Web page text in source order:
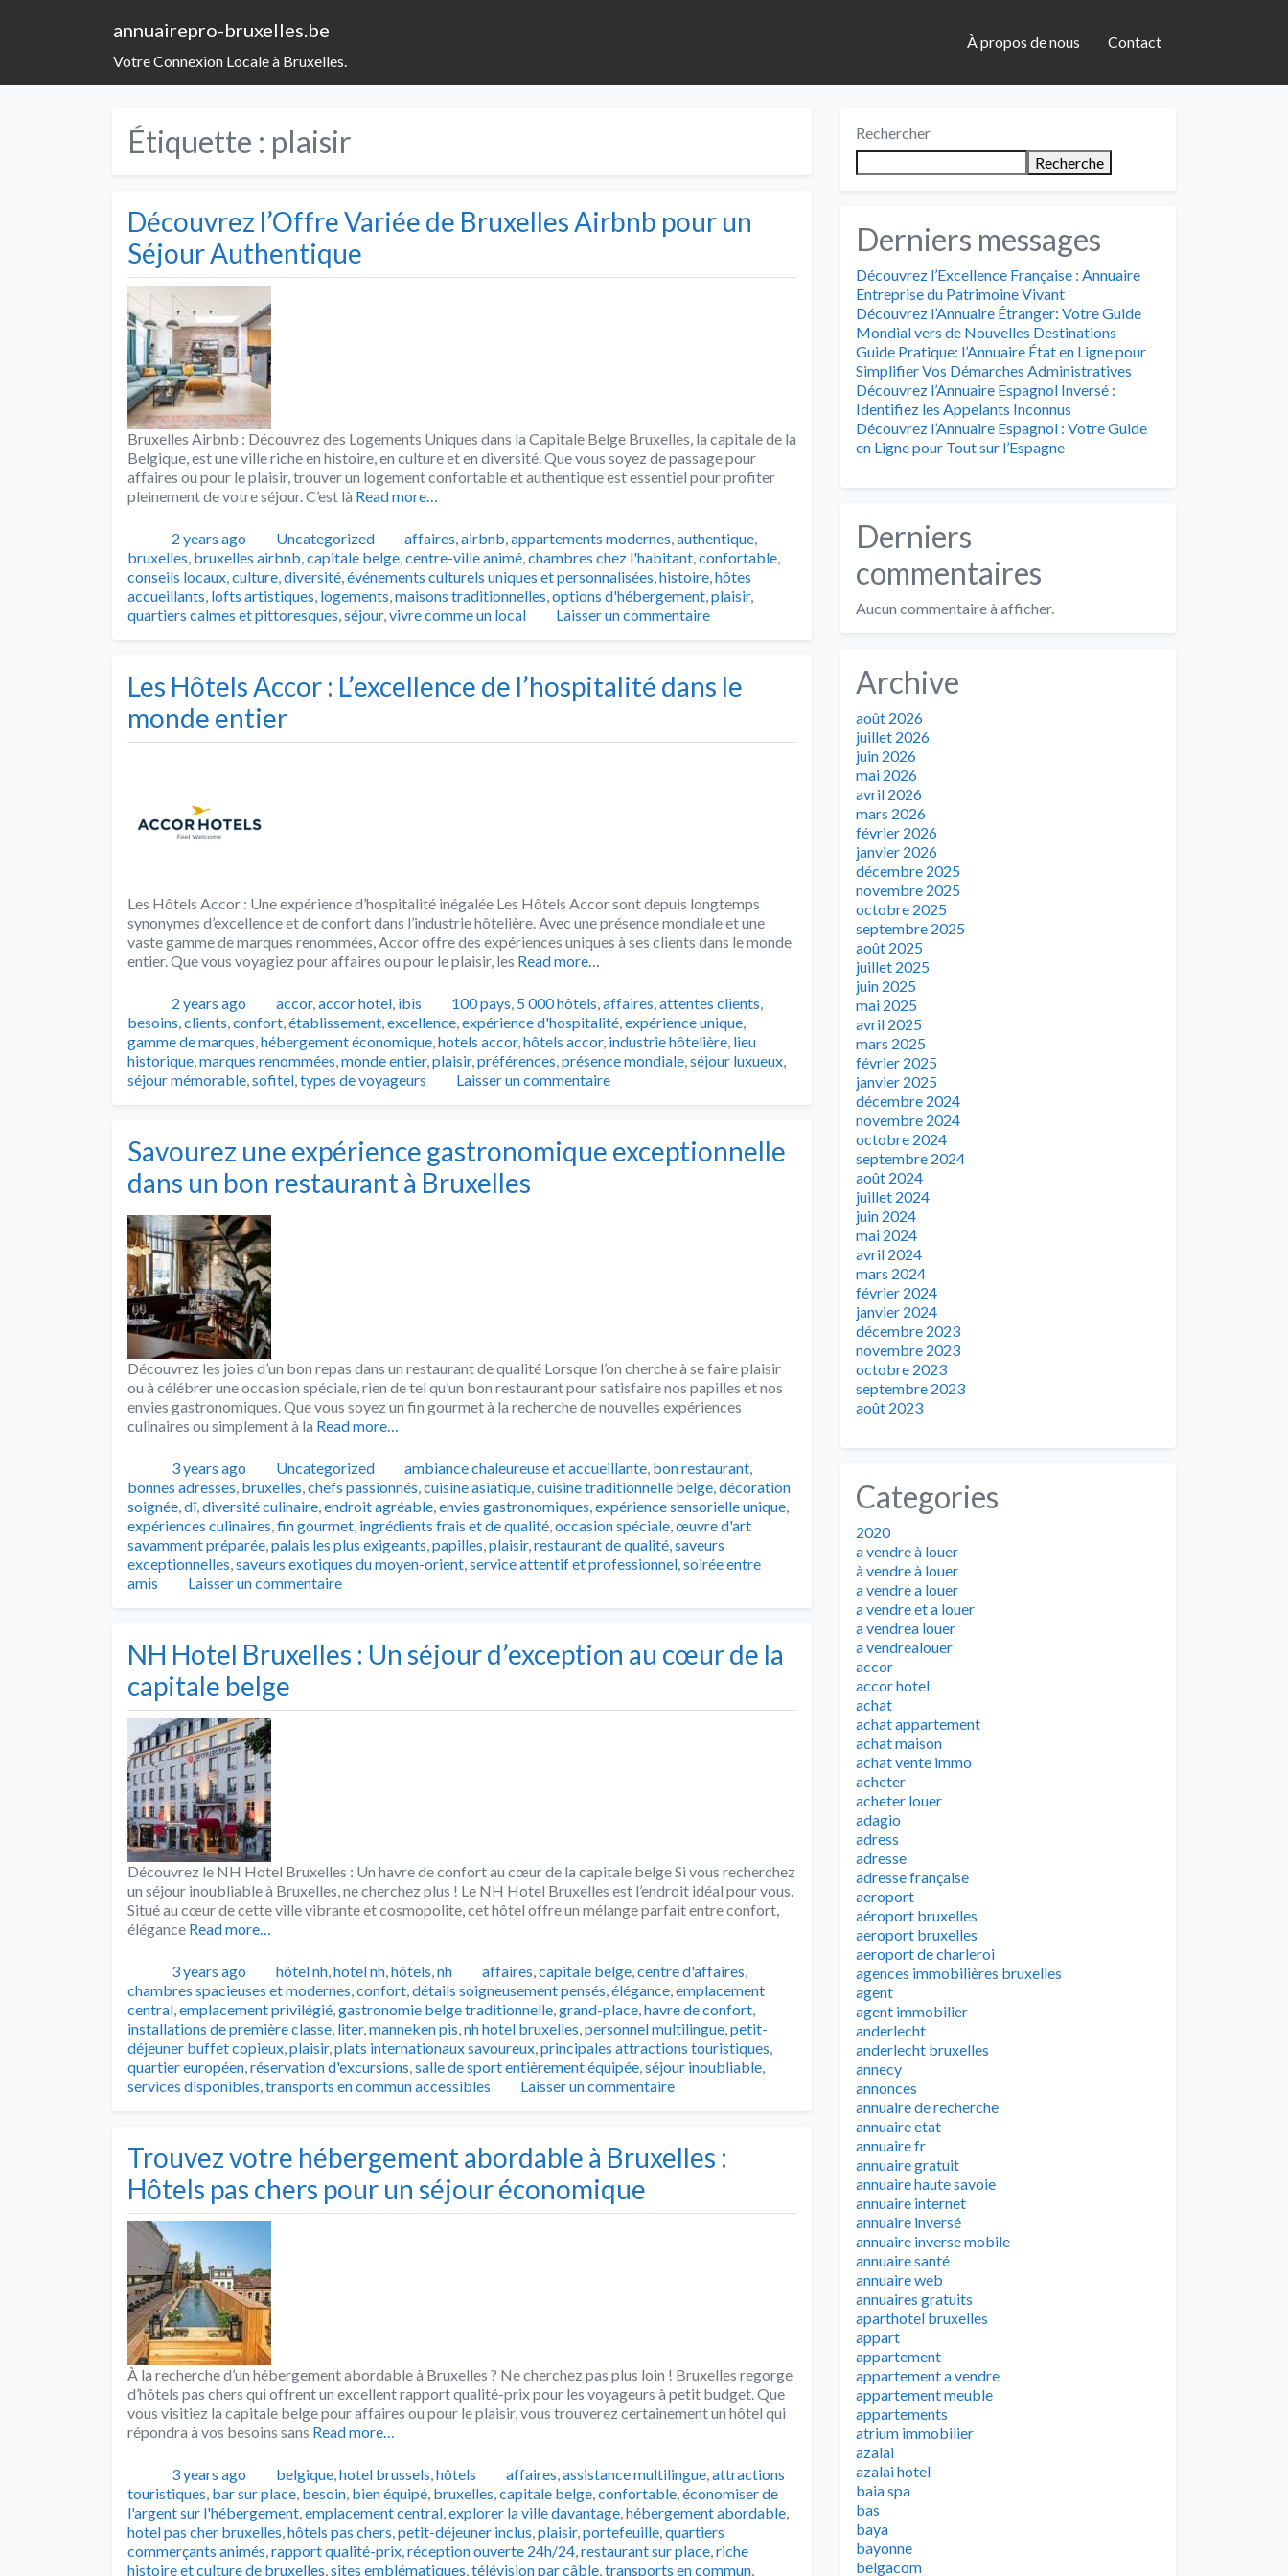
annuairepro-bruxelles.be
Votre Connexion Locale à Bruxelles.
À propos de nous Contact
Étiquette : plaisir
Découvrez l’Offre Variée de Bruxelles Airbnb pour un
Séjour Authentique
Bruxelles Airbnb : Découvrez des Logements Uniques dans la Capitale Belge Bruxelles, la capitale de la
Belgique, est une ville riche en histoire, en culture et en diversité. Que vous soyez de passage pour
affaires ou pour le plaisir, trouver un logement confortable et authentique est essentiel pour profiter
pleinement de votre séjour. C’est là Read more…
Publié2 years ago Catégories
Uncategorized Tags
affaires,airbnb,appartements modernes,authentique,
bruxelles, bruxelles airbnb,capitale belge,centre-ville animé,chambres chez l'habitant,confortable,
conseils locaux,culture,diversité,événements culturels uniques et personnalisées,histoire,hôtes
accueillants, lofts artistiques, logements,maisons traditionnelles,options d'hébergement,plaisir,
quartiers calmes et pittoresques,séjour,vivre comme un local Laisser un commentaire
Les Hôtels Accor : L’excellence de l’hospitalité dans le
monde entier
Les Hôtels Accor : Une expérience d’hospitalité inégalée Les Hôtels Accor sont depuis longtemps
synonymes d’excellence et de confort dans l’industrie hôtelière. Avec une présence mondiale et une
vaste gamme de marques renommées, Accor offre des expériences uniques à ses clients dans le monde
entier. Que vous voyagiez pour affaires ou pour le plaisir, les Read more…
Publié2 years ago Catégories
accor,accor hotel, ibis Tags
100 pays, 5 000 hôtels,affaires,attentes clients,
besoins,clients,confort,établissement,excellence,expérience d'hospitalité,expérience unique,
gamme de marques,hébergement économique,hotels accor,hôtels accor, industrie hôtelière, lieu
historique,marques renommées,monde entier,plaisir,préférences,présence mondiale,séjour luxueux,
séjour mémorable,sofitel,types de voyageurs Laisser un commentaire
Savourez une expérience gastronomique exceptionnelle
dans un bon restaurant à Bruxelles
Découvrez les joies d’un bon repas dans un restaurant de qualité Lorsque l’on cherche à se faire plaisir
ou à célébrer une occasion spéciale, rien de tel qu’un bon restaurant pour satisfaire nos papilles et nos
envies gastronomiques. Que vous soyez un fin gourmet à la recherche de nouvelles expériences
culinaires ou simplement à la Read more…
Publié3 years ago Catégories
Uncategorized Tags
ambiance chaleureuse et accueillante, bon restaurant,
bonnes adresses, bruxelles,chefs passionnés,cuisine asiatique,cuisine traditionnelle belge,décoration
soignée,dî,diversité culinaire,endroit agréable,envies gastronomiques,expérience sensorielle unique,
expériences culinaires,fin gourmet, ingrédients frais et de qualité,occasion spéciale,œuvre d'art
savamment préparée,palais les plus exigeants,papilles,plaisir,restaurant de qualité,saveurs
exceptionnelles,saveurs exotiques du moyen-orient,service attentif et professionnel,soirée entre
amis
Laisser un commentaire
NH Hotel Bruxelles : Un séjour d’exception au cœur de la
capitale belge
Découvrez le NH Hotel Bruxelles : Un havre de confort au cœur de la capitale belge Si vous recherchez
un séjour inoubliable à Bruxelles, ne cherchez plus ! Le NH Hotel Bruxelles est l’endroit idéal pour vous.
Situé au cœur de cette ville vibrante et cosmopolite, cet hôtel offre un mélange parfait entre confort,
élégance Read more…
Publié3 years ago Catégories
hôtel nh,hotel nh,hôtels,nh Tags
affaires,capitale belge,centre d'affaires,
chambres spacieuses et modernes,confort,détails soigneusement pensés,élégance,emplacement
central,emplacement privilégié,gastronomie belge traditionnelle,grand-place,havre de confort,
installations de première classe, liter,manneken pis,nh hotel bruxelles,personnel multilingue,petit-
déjeuner buffet copieux,plaisir,plats internationaux savoureux,principales attractions touristiques,
quartier européen,réservation d'excursions,salle de sport entièrement équipée,séjour inoubliable,
services disponibles,transports en commun accessibles Laisser un commentaire
Trouvez votre hébergement abordable à Bruxelles :
Hôtels pas chers pour un séjour économique
À la recherche d’un hébergement abordable à Bruxelles ? Ne cherchez pas plus loin ! Bruxelles regorge
d’hôtels pas chers qui offrent un excellent rapport qualité-prix pour les voyageurs à petit budget. Que
vous visitiez la capitale belge pour affaires ou pour le plaisir, vous trouverez certainement un hôtel qui
répondra à vos besoins sans Read more…
Publié3 years ago Catégories
belgique,hotel brussels,hôtels Tags
affaires,assistance multilingue,attractions
touristiques, bar sur place, besoin, bien équipé, bruxelles,capitale belge,confortable,économiser de
l'argent sur l'hébergement,emplacement central,explorer la ville davantage,hébergement abordable,
hotel pas cher bruxelles,hôtels pas chers,petit-déjeuner inclus,plaisir,portefeuille,quartiers
commerçants animés,rapport qualité-prix,réception ouverte 24h/24,restaurant sur place,riche
histoire et culture de bruxelles,sites emblématiques,télévision par câble,transports en commun,
Rechercher
Recherche
Derniers messages
Découvrez l’Excellence Française : Annuaire
Entreprise du Patrimoine Vivant
Découvrez l’Annuaire Étranger: Votre Guide
Mondial vers de Nouvelles Destinations
Guide Pratique: l’Annuaire État en Ligne pour
Simplifier Vos Démarches Administratives
Découvrez l’Annuaire Espagnol Inversé :
Identifiez les Appelants Inconnus
Découvrez l’Annuaire Espagnol : Votre Guide
en Ligne pour Tout sur l’Espagne
Derniers
commentaires
Aucun commentaire à afficher.
Archive
août 2026
juillet 2026
juin 2026
mai 2026
avril 2026
mars 2026
février 2026
janvier 2026
décembre 2025
novembre 2025
octobre 2025
septembre 2025
août 2025
juillet 2025
juin 2025
mai 2025
avril 2025
mars 2025
février 2025
janvier 2025
décembre 2024
novembre 2024
octobre 2024
septembre 2024
août 2024
juillet 2024
juin 2024
mai 2024
avril 2024
mars 2024
février 2024
janvier 2024
décembre 2023
novembre 2023
octobre 2023
septembre 2023
août 2023
Categories
2020
a vendre à louer
à vendre à louer
a vendre a louer
a vendre et a louer
a vendrea louer
a vendrealouer
accor
accor hotel
achat
achat appartement
achat maison
achat vente immo
acheter
acheter louer
adagio
adress
adresse
adresse française
aeroport
aéroport bruxelles
aeroport bruxelles
aeroport de charleroi
agences immobilières bruxelles
agent
agent immobilier
anderlecht
anderlecht bruxelles
annecy
annonces
annuaire de recherche
annuaire etat
annuaire fr
annuaire gratuit
annuaire haute savoie
annuaire internet
annuaire inversé
annuaire inverse mobile
annuaire santé
annuaire web
annuaires gratuits
aparthotel bruxelles
appart
appartement
appartement a vendre
appartement meuble
appartements
atrium immobilier
azalai
azalai hotel
baia spa
bas
baya
bayonne
belgacom